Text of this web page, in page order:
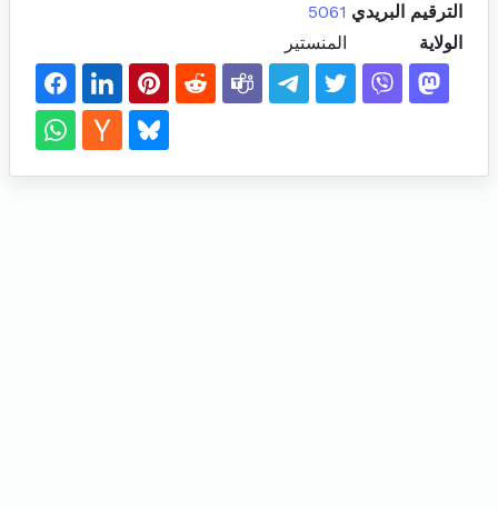
الترقيم البريدي 5061
الولاية
المنستير